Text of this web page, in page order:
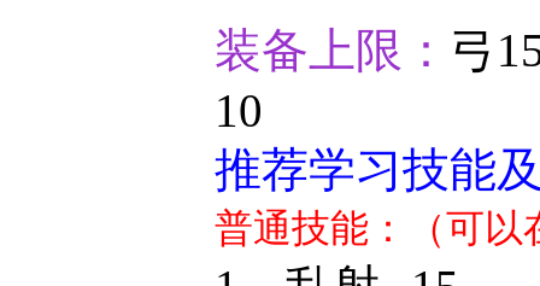
装备上限： 弓
10
推荐学习技能
普通技能：（可以